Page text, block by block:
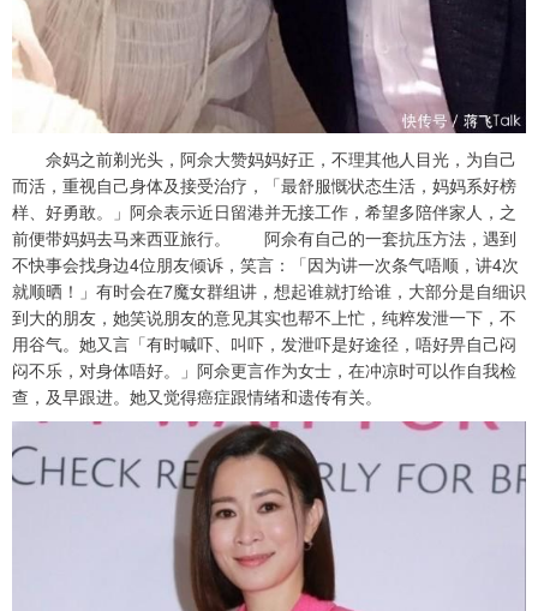
佘妈之前剃光头，阿佘大赞妈妈好正，不理其他人目光，为自己
而活，重视自己身体及接受治疗，「最舒服慨状态生活，妈妈系好榜
样、好勇敢。」阿佘表示近日留港并无接工作，希望多陪伴家人，之
前便带妈妈去马来西亚旅行。 阿佘有自己的一套抗压方法，遇到
不快事会找身边4位朋友倾诉，笑言：「因为讲一次条气唔顺，讲4次
就顺晒！」有时会在7魔女群组讲，想起谁就打给谁，大部分是自细识
到大的朋友，她笑说朋友的意见其实也帮不上忙，纯粹发泄一下，不
用谷气。她又言「有时喊吓、叫吓，发泄吓是好途径，唔好畀自己闷
闷不乐，对身体唔好。」阿佘更言作为女士，在冲凉时可以作自我检
查，及早跟进。她又觉得癌症跟情绪和遗传有关。